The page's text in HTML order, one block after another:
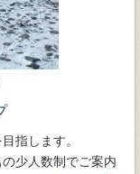
指します。
少人数制でご案内